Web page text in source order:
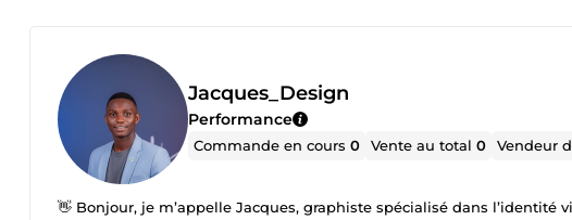
Jacques_Design
Performance
Commande en cours0 Vente au total0 Vendeur
👋 Bonjour, je m’appelle Jacques, graphiste spécialisé dans l’identité